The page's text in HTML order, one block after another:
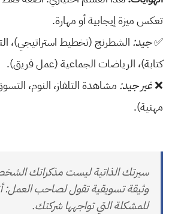
تعكس ميزة إيجابية أو مهارة.
✅جيد: الشطرنج (تخطيط استراتيجي)،
كتابة)، الرياضات الجماعية (عمل فريق).
❌غير جيد: مشاهدة التلفاز، النوم،
مهنية).
سيرتك الذاتية ليست مذكراتك
وثيقة تسويقية تقول لصاحب العمل:
للمشكلة التي تواجهها شركتك.